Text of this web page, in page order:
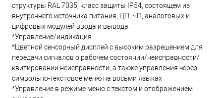
структуры RAL 7035, класс защиты IP54, состоящем из
внутреннего источника питания, ЦП, ЧП, аналоговых и
цифровых модулей ввода и вывода.
*Управление/индикация
*Цветной сенсорный дисплей с высоким разрешением для
передачи сигналов о рабочем состоянии/неисправности/
квитировании неисправности, а также управления через
символьно-текстовое меню на восьми языках
*Управление в режиме меню с текстом и отображением